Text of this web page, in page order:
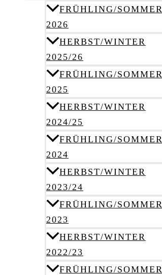
FRÜHLING/SOMMER
2026
HERBST/WINTER
2025/26
FRÜHLING/SOMMER
2025
HERBST/WINTER
2024/25
FRÜHLING/SOMMER
2024
HERBST/WINTER
2023/24
FRÜHLING/SOMMER
2023
HERBST/WINTER
2022/23
FRÜHLING/SOMMER